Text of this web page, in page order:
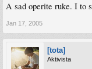
A sad operite ruke. I to
Jan 17, 2005
[tota]
Aktivista